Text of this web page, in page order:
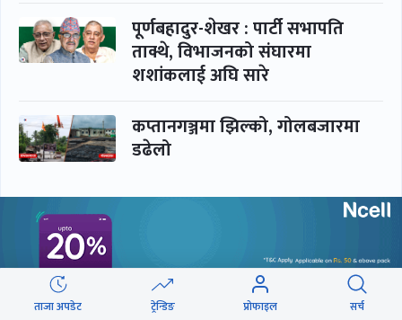
पूर्णबहादुर-शेखर : पार्टी सभापति
ताक्थे, विभाजनको संघारमा
शशांकलाई अघि सारे
कप्तानगञ्जमा झिल्को, गोलबजारमा
डढेलो
ताजा अपडेट ट्रेन्डिङ प्रोफाइल सर्च